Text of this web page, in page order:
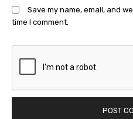
Save my name, email, and
time I comment.